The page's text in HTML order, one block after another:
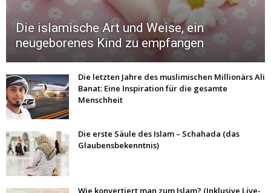
Die islamische Art und Weise, ein
neugeborenes Kind zu empfangen
Die letzten Jahre des muslimischen Millionärs Ali
Banat: Eine Inspiration für die gesamte
Menschheit
Die erste Säule des Islam – Schahada (das
Glaubensbekenntnis)
Wie konvertiert man zum Islam? (Inklusive Live-